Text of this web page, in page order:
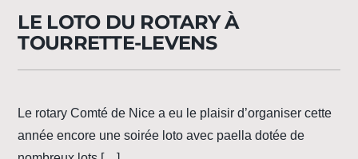
LE LOTO DU ROTARY À
TOURRETTE-LEVENS
Le rotary Comté de Nice a eu le plaisir d’organiser cette
année encore une soirée loto avec paella dotée de